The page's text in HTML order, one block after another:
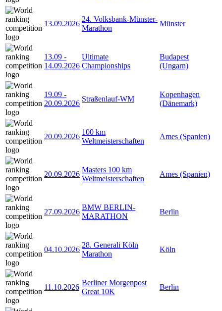
13.09.2026
24. Volksbank-Münster-
Marathon
Münster
13.09 -
14.09.2026
Ultimate
Championships
Budapest
(Ungarn)
19.09 -
20.09.2026
Straßenlauf-WM
Kopenhagen
(Dänemark)
20.09.2026
100 km
Weltmeisterschaften
Ames (Spanien)
20.09.2026
Masters 100 km
Weltmeisterschaften
Ames (Spanien)
27.09.2026
BMW BERLIN-
MARATHON
Berlin
04.10.2026
28. Generali Köln
Marathon
Köln
11.10.2026
Berliner Morgenpost
Great 10K
Berlin